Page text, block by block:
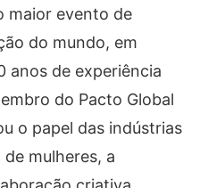
maior evento de
do mundo, em
anos de experiência
do Pacto Global
o papel das indústrias
mulheres, a